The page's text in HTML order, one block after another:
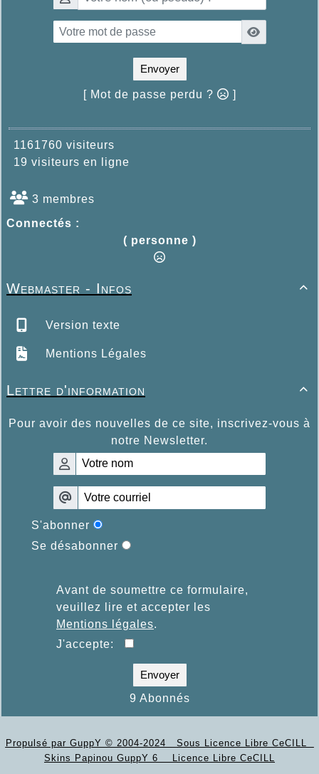
Envoyer
[ Mot de passe perdu ? ]
1161760 visiteurs
19 visiteurs en ligne
3 membres
Connectés :
( personne )

Webmaster - Infos
Version texte
Mentions Légales

Lettre d'information
Pour avoir des nouvelles de ce site, inscrivez-vous à
notre Newsletter.
S'abonner
Se désabonner
Avant de soumettre ce formulaire,
veuillez lire et accepter les
Mentions légales.
J'accepte:
Envoyer
9 Abonnés
Propulsé par GuppY © 2004-2024
Sous Licence Libre CeCILL
Skins Papinou GuppY 6
Licence Libre CeCILL